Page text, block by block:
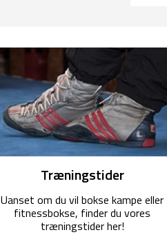
Træningstider
Uanset om du vil bokse kampe eller
fitnessbokse, finder du vores
træningstider her!